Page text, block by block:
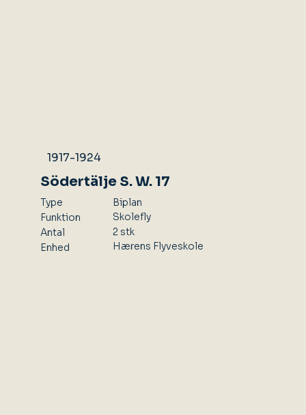
1917-1924
Södertälje S. W. 17
Type
Funktion
Antal
Enhed
Biplan
Skolefly
2 stk
Hærens Flyveskole